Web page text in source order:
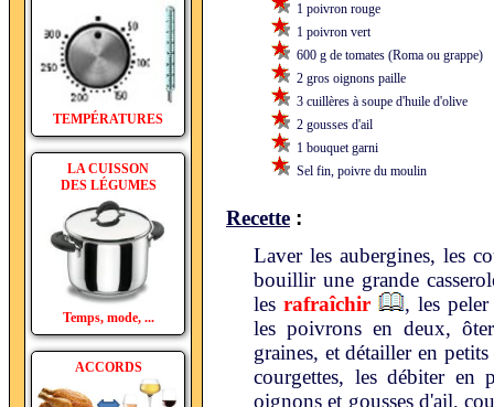
TEMPÉRATURES
LA CUISSON
DES LÉGUMES
Temps, mode, ...
ACCORDS
1 poivron rouge
1 poivron vert
600 g de tomates (Roma ou grappe)
2 gros oignons paille
3 cuillères à soupe d'huile d'olive
2 gousses d'ail
1 bouquet garni
Sel fin, poivre du moulin
Recette :
Laver les aubergines, les
bouillir une grande
les rafraîchir
, les
les poivrons en deux,
graines, et détailler en
courgettes, les débiter en
oignons et gousses d'ail,